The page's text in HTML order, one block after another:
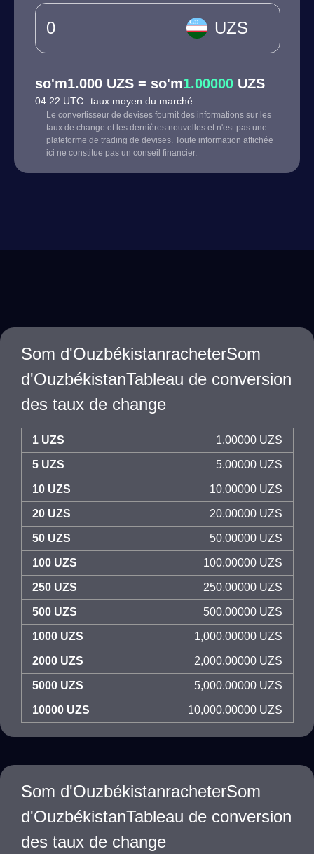
UZS
so'm1.000 UZS = so'm1.00000 UZS
04:22 UTC taux moyen du marché
Le convertisseur de devises fournit des informations sur les
taux de change et les dernières nouvelles et n'est pas une
plateforme de trading de devises. Toute information affichée
ici ne constitue pas un conseil financier.
Som d'OuzbékistanracheterSom
d'OuzbékistanTableau de conversion
des taux de change
1 UZS 1.00000 UZS
5 UZS 5.00000 UZS
10 UZS 10.00000 UZS
20 UZS 20.00000 UZS
50 UZS 50.00000 UZS
100 UZS 100.00000 UZS
250 UZS 250.00000 UZS
500 UZS 500.00000 UZS
1000 UZS 1,000.00000 UZS
2000 UZS 2,000.00000 UZS
5000 UZS 5,000.00000 UZS
10000 UZS 10,000.00000 UZS
Som d'OuzbékistanracheterSom
d'OuzbékistanTableau de conversion
des taux de change